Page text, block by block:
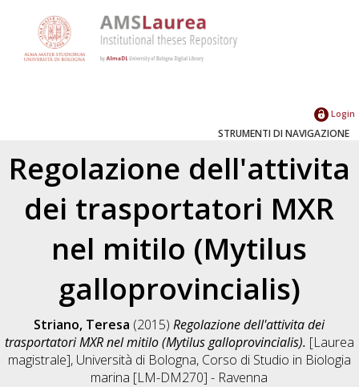
Login
STRUMENTI DI NAVIGAZIONE
Regolazione dell'attivita
dei trasportatori MXR
nel mitilo (Mytilus
galloprovincialis)
Striano, Teresa (2015)Regolazione dell'attivita dei
trasportatori MXR nel mitilo (Mytilus galloprovincialis). [Laurea
magistrale], Università di Bologna, Corso di Studio in Biologia
marina [LM-DM270] - Ravenna